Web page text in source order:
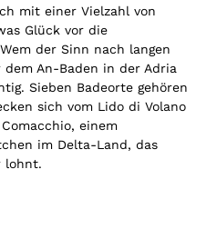
mit einer Vielzahl von
Glück vor die
der Sinn nach langen
dem An-Baden in der Adria
Sieben Badeorte gehören
sich vom Lido di Volano
einem
im Delta-Land, das
lohnt.